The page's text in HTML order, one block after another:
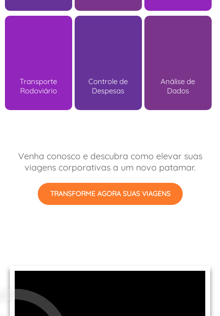
Transporte
Rodoviário
Controle de
Despesas
Análise de
Dados
Venha conosco e descubra como elevar suas
viagens corporativas a um novo patamar.
TRANSFORME AGORA SUAS VIAGENS